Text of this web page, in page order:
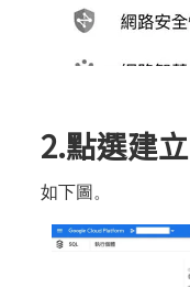
2.點選建立
如下圖。